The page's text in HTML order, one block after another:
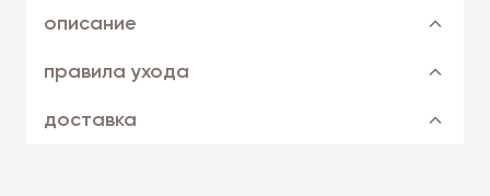
описание
правила ухода
доставка